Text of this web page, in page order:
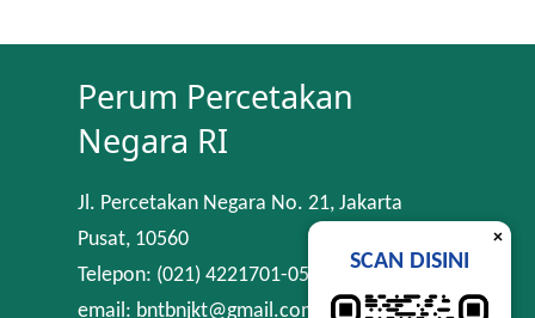
Perum Percetakan
Negara RI
Jl. Percetakan Negara No. 21, Jakarta
Pusat, 10560
Telepon: (021) 4221701-05
email: bntbnjkt@gmail.com
×
SCAN DISINI